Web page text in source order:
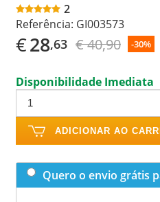
2
Referência: GI003573
€28,63 € 40,90 -30%
Disponibilidade Imediata
ADICIONAR AO
Quero o envio grátis